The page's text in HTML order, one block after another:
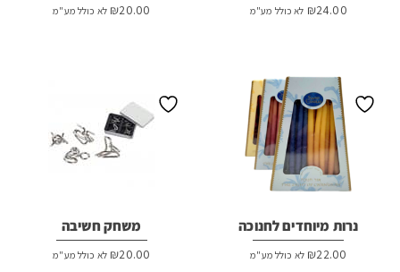
₪24.00 לא כולל מע"מ ₪20.00 לא כולל מע"מ
נרות מיוחדים לחנוכה
₪22.00 לא כולל מע"מ
משחק חשיבה
₪20.00 לא כולל מע"מ